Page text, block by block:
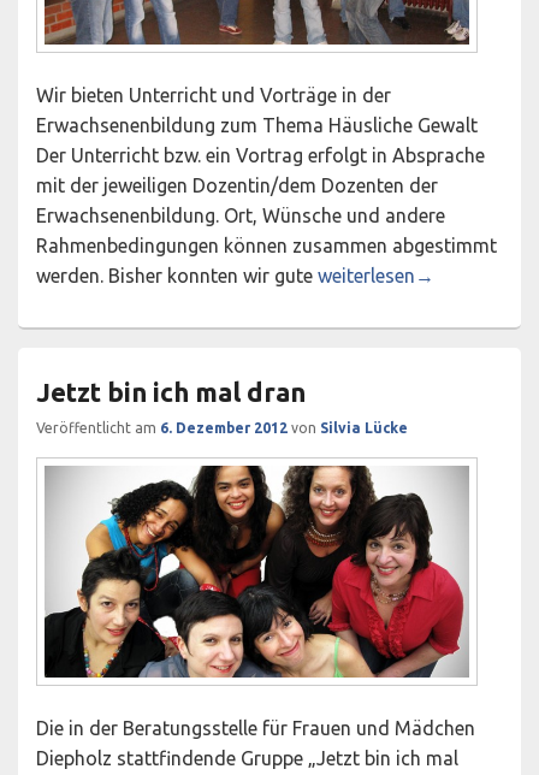
Wir bieten Unterricht und Vorträge in der
Erwachsenenbildung zum Thema Häusliche Gewalt
Der Unterricht bzw. ein Vortrag erfolgt in Absprache
mit der jeweiligen Dozentin/dem Dozenten der
Erwachsenenbildung. Ort, Wünsche und andere
Rahmenbedingungen können zusammen abgestimmt
werden. Bisher konnten wir gute Angebot:
weiterlesen →
Jetzt bin ich mal dran
Veröffentlicht am 6. Dezember 2012 von Silvia Lücke
Die in der Beratungsstelle für Frauen und Mädchen
Diepholz stattfindende Gruppe „Jetzt bin ich mal